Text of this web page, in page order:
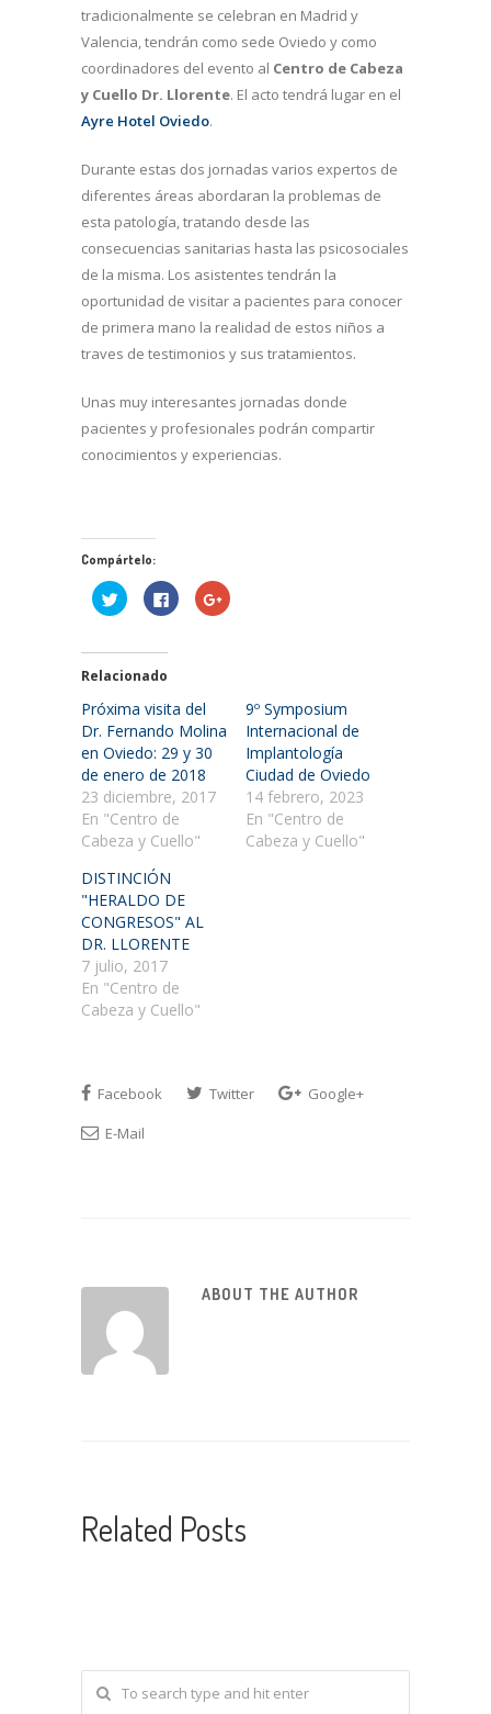
tradicionalmente se celebran en Madrid y
Valencia, tendrán como sede Oviedo y como
coordinadores del evento al Centro de Cabeza
y Cuello Dr. Llorente. El acto tendrá lugar en el
Ayre Hotel Oviedo.
Durante estas dos jornadas varios expertos de
diferentes áreas abordaran la problemas de
esta patología, tratando desde las
consecuencias sanitarias hasta las psicosociales
de la misma. Los asistentes tendrán la
oportunidad de visitar a pacientes para conocer
de primera mano la realidad de estos niños a
traves de testimonios y sus tratamientos.
Unas muy interesantes jornadas donde
pacientes y profesionales podrán compartir
conocimientos y experiencias.
Compártelo:
Haz
clic
(Se
abre
una
ventana
nueva)
Haz
clic
una
ventana
nueva)
Haz
clic
ventana
nueva)
Relacionado
Próxima visita del
Dr. Fernando Molina
en Oviedo: 29 y 30
de enero de 2018
23 diciembre, 2017
En "Centro de
Cabeza y Cuello"
9º Symposium
Internacional de
Implantología
Ciudad de Oviedo
14 febrero, 2023
En "Centro de
Cabeza y Cuello"
DISTINCIÓN
"HERALDO DE
CONGRESOS" AL
DR. LLORENTE
7 julio, 2017
En "Centro de
Cabeza y Cuello"
Facebook Twitter
Google+
E-Mail
ABOUT THE AUTHOR
Related Posts